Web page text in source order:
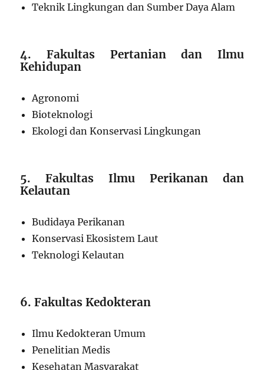
Teknik Lingkungan dan Sumber Daya Alam
4. Fakultas Pertanian dan Ilmu
Kehidupan
Agronomi
Bioteknologi
Ekologi dan Konservasi Lingkungan
5. Fakultas Ilmu Perikanan dan
Kelautan
Budidaya Perikanan
Konservasi Ekosistem Laut
Teknologi Kelautan
6. Fakultas Kedokteran
Ilmu Kedokteran Umum
Penelitian Medis
Kesehatan Masyarakat